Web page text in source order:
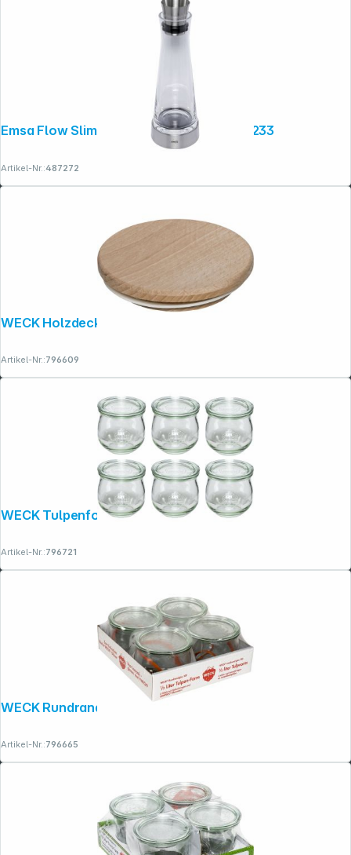
Emsa Flow Slim Kühlkaraffe glas 1,0l 514233
Artikel-Nr.:487272
WECK Holzdeckel 80mm Buche
Artikel-Nr.:796609
WECK Tulpenform-Glas 370ml 6er Pack
Artikel-Nr.:796721
Artikel-Nr.:796665